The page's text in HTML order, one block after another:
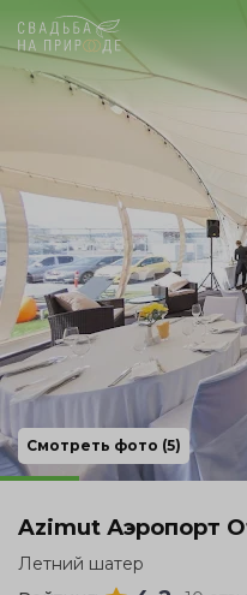
Екатеринбург
Свадьба
День рождения
Выпускной
Корпоратив
Смотреть фото (5)
Azimut Аэропорт
Летний шатер